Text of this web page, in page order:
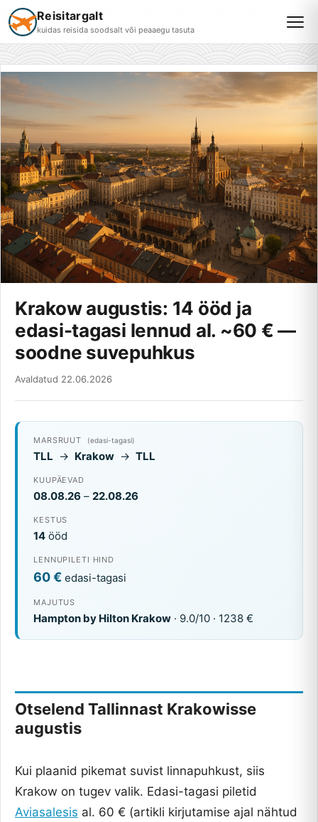
Reisitargalt
kuidas reisida soodsalt või peaaegu tasuta
Krakow augustis: 14 ööd ja
edasi-tagasi lennud al. ~60 € —
soodne suvepuhkus
Avaldatud 22.06.2026
MARSRUUT (edasi-tagasi)
TLL → Krakow → TLL
KUUPÄEVAD
08.08.26 – 22.08.26
KESTUS
14 ööd
LENNUPILETI HIND
60 € edasi-tagasi
MAJUTUS
Hampton by Hilton Krakow · 9.0/10 · 1238 €
Otselend Tallinnast Krakowisse
augustis
Kui plaanid pikemat suvist linnapuhkust, siis
Krakow on tugev valik. Edasi-tagasi piletid
Aviasalesis al. 60 € (artikli kirjutamise ajal nähtud